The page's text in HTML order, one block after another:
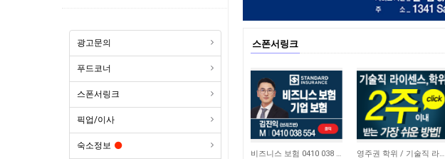
광고문의
푸드코너
스폰서링크
픽업/이사
숙소정보
스폰서링크
4,646 비즈니스 보험 0410 038 554 21,172 영주권 학위 / 기술직 라이센스 최소2주안에 받기! (요리, 페인팅, 용접, 차일드케어 등…